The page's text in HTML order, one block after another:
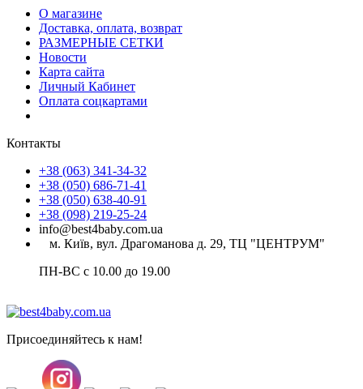
О магазине
Доставка, оплата, возврат
РАЗМЕРНЫЕ СЕТКИ
Новости
Карта сайта
Личный Кабинет
Оплата соцкартами
Контакты
+38 (063) 341-34-32
+38 (050) 686-71-41
+38 (050) 638-40-91
+38 (098) 219-25-24
info@best4baby.com.ua
м. Київ, вул. Драгоманова д. 29, ТЦ "ЦЕНТРУМ"
ПН-ВС с 10.00 до 19.00
Присоединяйтесь к нам!